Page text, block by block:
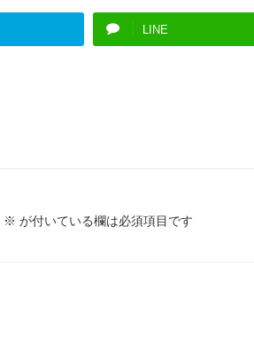
LINE
※ が付いている欄は必須項目です